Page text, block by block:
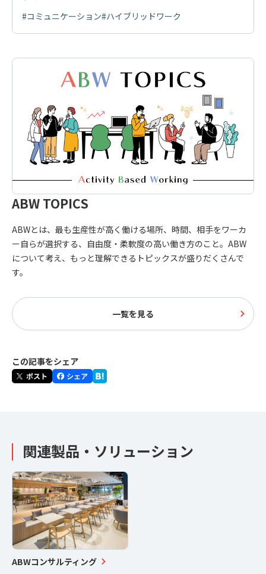
#コミュニケーション#ハイブリッドワーク
ABW TOPICS
ABWとは、最も生産性が高く働ける場所、時間、相手をワーカ
ー自らが選択する、自由度・柔軟度の高い働き方のこと。ABW
について考え、もっと理解できるトピックスが盛りだくさんで
す。
一覧を見る
この記事をシェア
関連製品・ソリューション
ABWコンサルティング